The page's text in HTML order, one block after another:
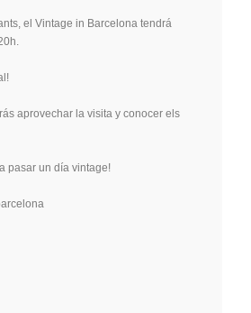
el Vintage in Barcelona tendrá
aprovechar la visita y conocer els
pasar un día vintage!